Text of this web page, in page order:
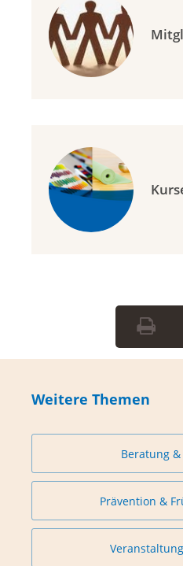
Weitere Themen
Beratung
Prävention &